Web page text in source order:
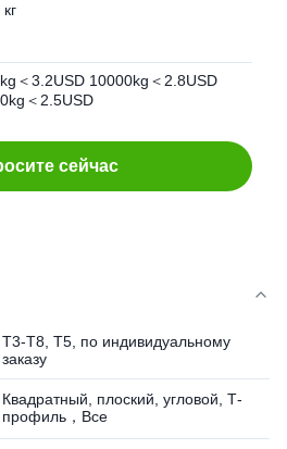
＜3.2USD 10000kg＜2.8USD
＜2.5USD
сейчас
Т3-Т8, Т5, по индивидуальному
заказу
Квадратный, плоский, угловой, Т-
профиль，Все